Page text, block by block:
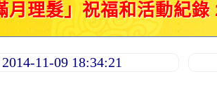
月理髮」祝福和活動紀錄
11-09 18:34:21